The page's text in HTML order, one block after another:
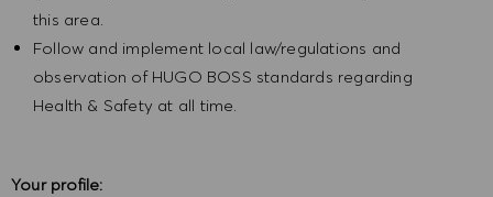
this area.
Follow and implement local law/regulations and
observation of HUGO BOSS standards regarding
Health & Safety at all time.
Your profile: